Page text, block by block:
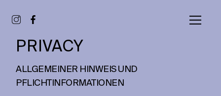
PRIVACY
ALLGEMEINER HINWEIS UND
PFLICHTINFORMATIONEN